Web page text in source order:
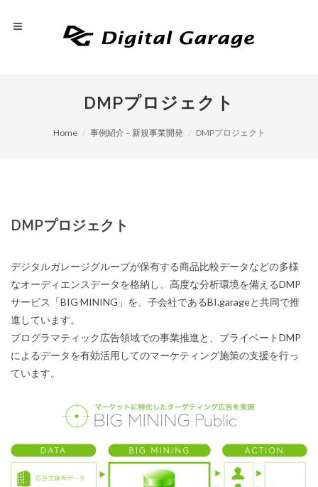
DMPプロジェクト
Home 事例紹介 – 新規事業開発 DMPプロジェクト
DMPプロジェクト
デジタルガレージグループが保有する商品比較データなどの多様
なオーディエンスデータを格納し、高度な分析環境を備えるDMP
サービス「BIG MINING」を、子会社であるBI.garageと共同で推
進しています。
プログラマティック広告領域での事業推進と、プライベートDMP
によるデータを有効活用してのマーケティング施策の支援を行っ
ています。